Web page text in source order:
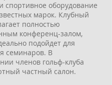
спортивное оборудование
марок. Клубный
полностью
конференц-залом,
подойдет для
семинаров. В
членов гольф-клуба
частный салон.